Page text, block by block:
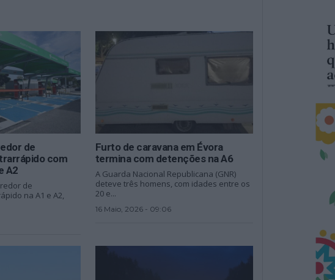
de
com
A2
de
na A1 e A2,
Furto de caravana em Évora
termina com detenções na A6
A Guarda Nacional Republicana (GNR)
deteve três homens, com idades entre os
20 e...
16 Maio, 2026 - 09:06